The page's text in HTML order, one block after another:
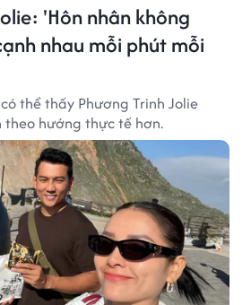
'Hôn nhân không
nhau mỗi phút mỗi
thể thấy Phương Trinh Jolie
hướng thực tế hơn.